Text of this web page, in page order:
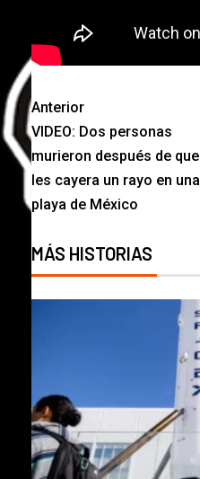
Anterior
VIDEO: Dos personas
murieron después de que
les cayera un rayo en una
playa de México
MÁS HISTORIAS